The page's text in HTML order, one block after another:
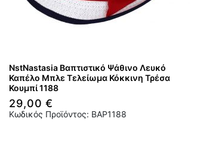
NstNastasia Βαπτιστικό Ψάθινο Λευκό
Καπέλο Μπλε Τελείωμα Κόκκινη Τρέσα
Κουμπί 1188
29,00 €
Κωδικός Προϊόντος: BAP1188